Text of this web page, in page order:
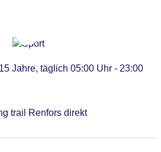
Jahre, täglich 05:00 Uhr - 23:00
trail Renfors direkt